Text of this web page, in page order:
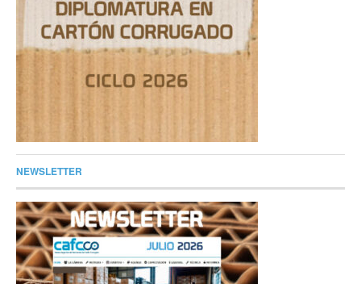
NEWSLETTER